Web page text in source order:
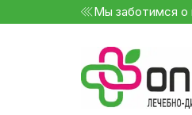
Мы заботимся о